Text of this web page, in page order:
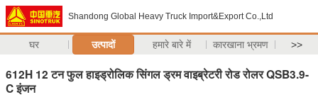
Shandong Global Heavy Truck Import&Export Co.,Ltd
घर उत्पादों हमारे बारे में कारखाना भ्रमण >>
612H 12 टन फुल हाइड्रोलिक सिंगल ड्रम वाइब्रेटरी रोड रोलर QSB3.9-
C इंजन